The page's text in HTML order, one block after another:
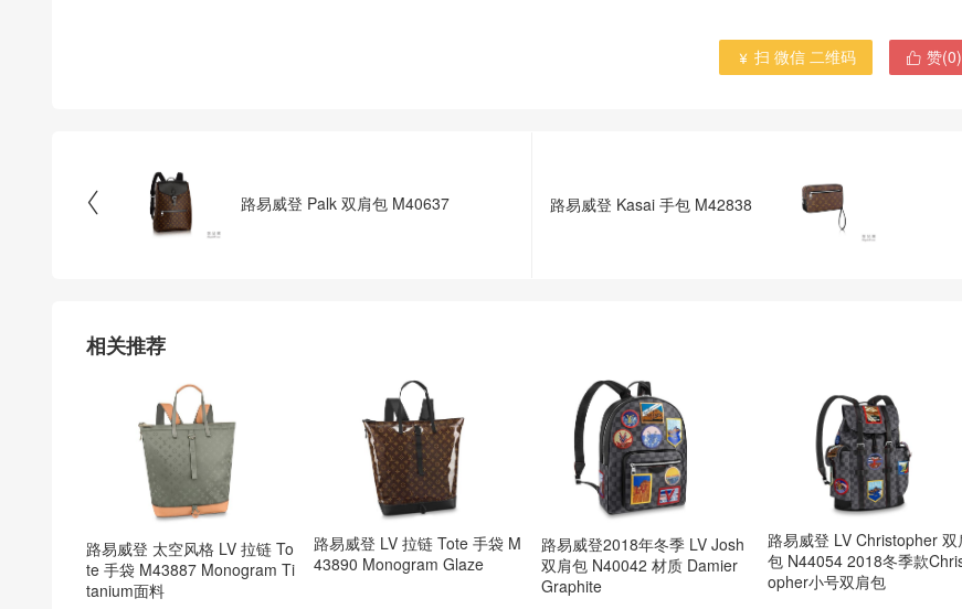
 赞(0)
 扫 微信 二维码
 路易威登 Palk 双肩包 M40637 路易威登 Kasai 手包 M42838
相关推荐
路易威登 太空风格 LV 拉链 To
te 手袋 M43887 Monogram Ti
tanium面料
路易威登 LV 拉链 Tote 手袋 M
43890 Monogram Glaze
路易威登2018年冬季 LV Josh
双肩包 N40042 材质 Damier
Graphite
路易威登 LV Christopher 双
包 N44054 2018冬季款
opher小号双肩包